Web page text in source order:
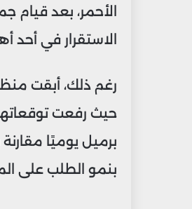
الأحمر، بعد قيام
الاستقرار في أحد
رغم ذلك، أبقت
بنمو الطلب على